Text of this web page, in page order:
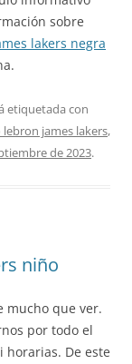
sobre
lakers negra
etiquetada con
james lakers,
de 2023.
niño
mucho que ver.
por todo el
De este